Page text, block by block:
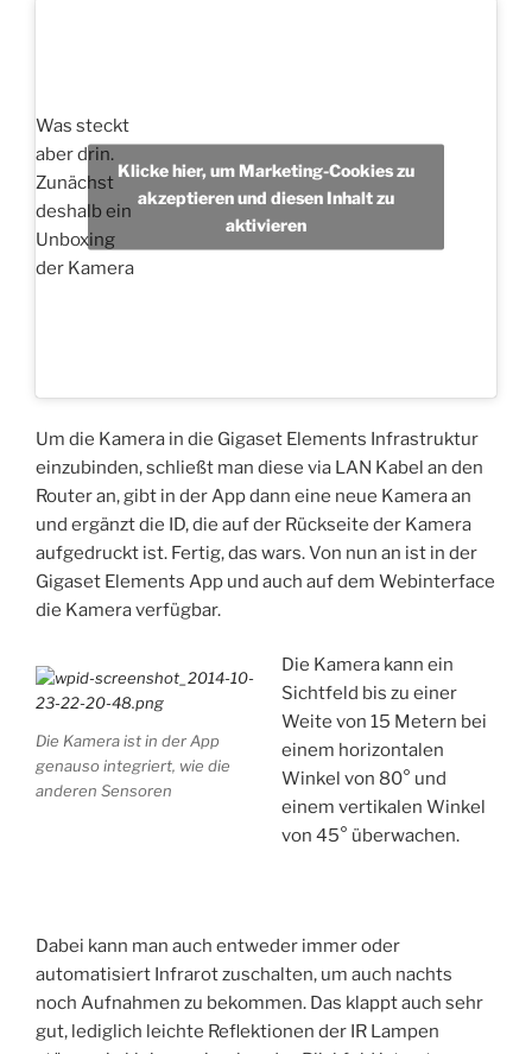
Was steckt
aber drin.
Zunächst
deshalb ein
Unboxing
der Kamera
Klicke hier, um Marketing-Cookies zu
akzeptieren und diesen Inhalt zu
aktivieren
Um die Kamera in die Gigaset Elements Infrastruktur
einzubinden, schließt man diese via LAN Kabel an den
Router an, gibt in der App dann eine neue Kamera an
und ergänzt die ID, die auf der Rückseite der Kamera
aufgedruckt ist. Fertig, das wars. Von nun an ist in der
Gigaset Elements App und auch auf dem Webinterface
die Kamera verfügbar.
Die Kamera ist in der App
genauso integriert, wie die
anderen Sensoren
Die Kamera kann ein
Sichtfeld bis zu einer
Weite von 15 Metern bei
einem horizontalen
Winkel von 80° und
einem vertikalen Winkel
von 45° überwachen.
Dabei kann man auch entweder immer oder
automatisiert Infrarot zuschalten, um auch nachts
noch Aufnahmen zu bekommen. Das klappt auch sehr
gut, lediglich leichte Reflektionen der IR Lampen